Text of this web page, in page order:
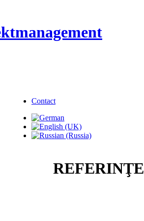
Contact
REFERINŢE